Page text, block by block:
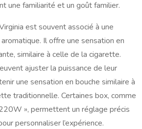
une familiarité et un goût familier.
est souvent associé à une
Il offre une sensation en
similaire à celle de la cigarette.
ajuster la puissance de leur
une sensation en bouche similaire à
traditionnelle. Certaines box, comme
», permettent un réglage précis
personnaliser l’expérience.